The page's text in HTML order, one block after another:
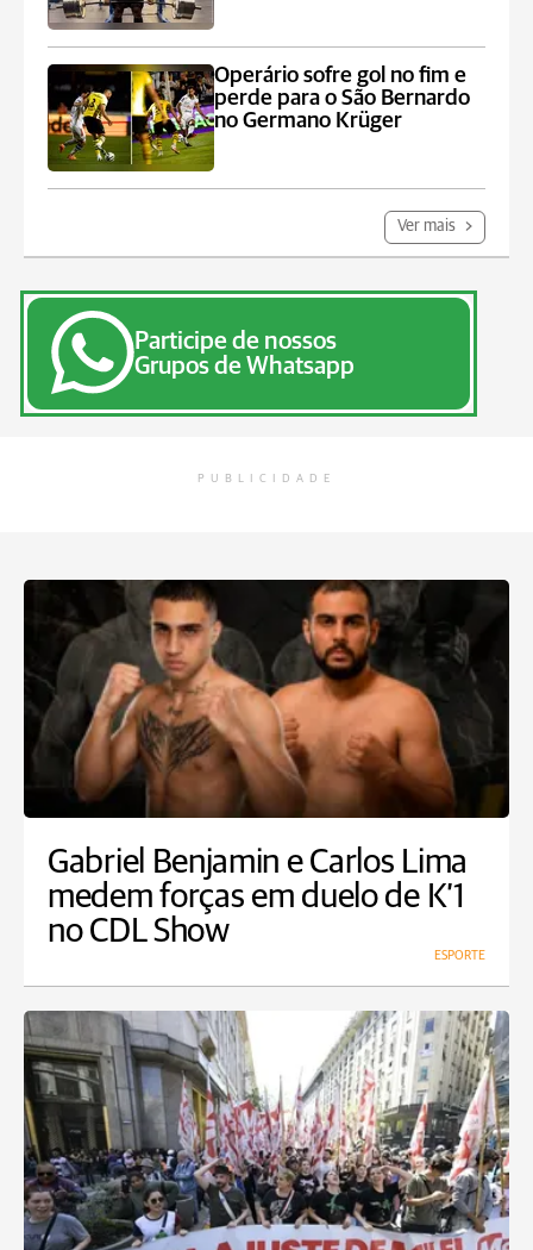
Operário sofre gol no fim e
perde para o São Bernardo
no Germano Krüger
Ver mais
Participe de nossos
Grupos de Whatsapp
PUBLICIDADE
Gabriel Benjamin e Carlos Lima
medem forças em duelo de K’1
no CDL Show
ESPORTE